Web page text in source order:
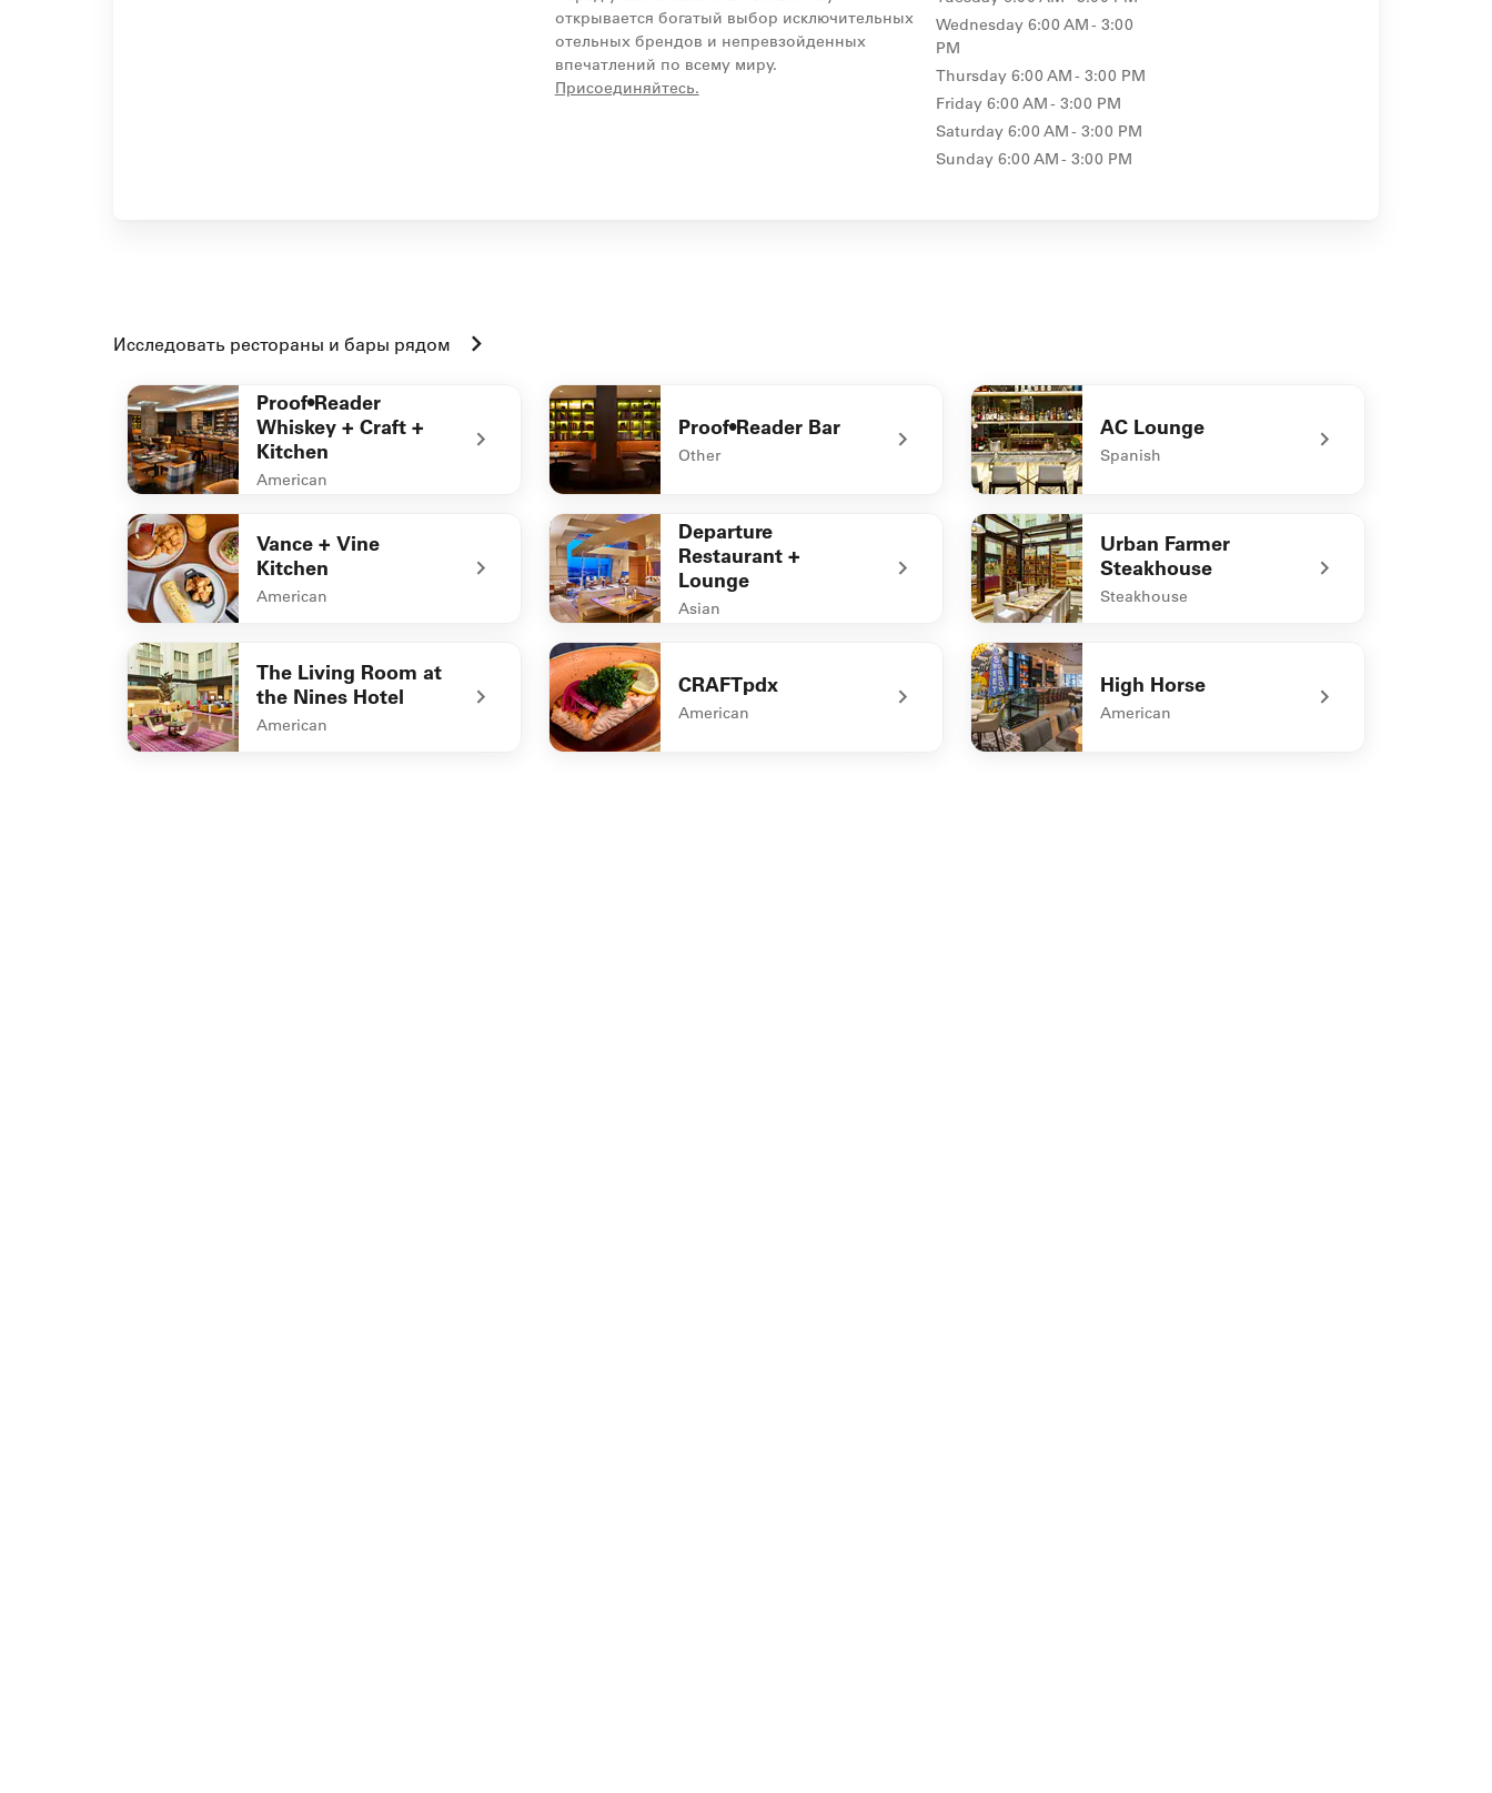
открывается богатый выбор исключительных
отельных брендов и непревзойденных
впечатлений по всему миру.
Присоединяйтесь.opens in new window
Wednesday 6:00 AM - 3:00
PM
Thursday 6:00 AM - 3:00 PM
Friday 6:00 AM - 3:00 PM
Saturday 6:00 AM - 3:00 PM
Sunday 6:00 AM - 3:00 PM
Исследовать рестораны и бары рядом
Proof•Reader
Whiskey + Craft +
Kitchen
American
undefined Proof•Reader Whiskey + Craft + Kitchen
Proof•Reader Bar
Other
undefined Proof•Reader Bar
AC Lounge
Spanish
undefined AC Lounge
Vance + Vine
Kitchen
American
undefined Vance + Vine Kitchen
Departure
Restaurant +
Lounge
Asian
undefined Departure Restaurant + Lounge
Urban Farmer
Steakhouse
Steakhouse
undefined Urban Farmer Steakhouse
The Living Room at
the Nines Hotel
American
CRAFTpdx
American
High Horse
American